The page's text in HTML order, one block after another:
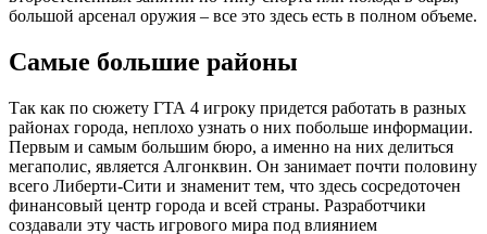
большой арсенал оружия – все это здесь есть в полном объеме.
Самые большие районы
Так как по сюжету ГТА 4 игроку придется работать в разных
районах города, неплохо узнать о них побольше информации.
Первым и самым большим бюро, а именно на них делиться
мегаполис, является Алгонквин. Он занимает почти половину
всего Либерти-Сити и знаменит тем, что здесь сосредоточен
финансовый центр города и всей страны. Разработчики
создавали эту часть игрового мира под влиянием